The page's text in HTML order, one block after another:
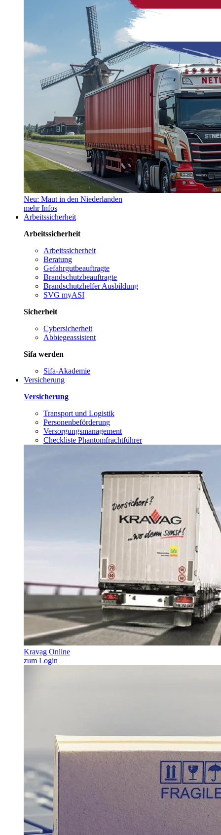
Neu: Maut in den Niederlanden
mehr Infos
Arbeitssicherheit
Arbeitssicherheit
Arbeitssicherheit
Beratung
Gefahrgutbeauftragte
Brandschutzbeauftragte
Brandschutzhelfer Ausbildung
SVG myASI
Sicherheit
Cybersicherheit
Abbiegeassistent
Sifa werden
Sifa-Akademie
Versicherung
Versicherung
Transport und Logistik
Personenbeförderung
Versorgungsmanagement
Checkliste Phantomfrachtführer
Kravag Online
zum Login